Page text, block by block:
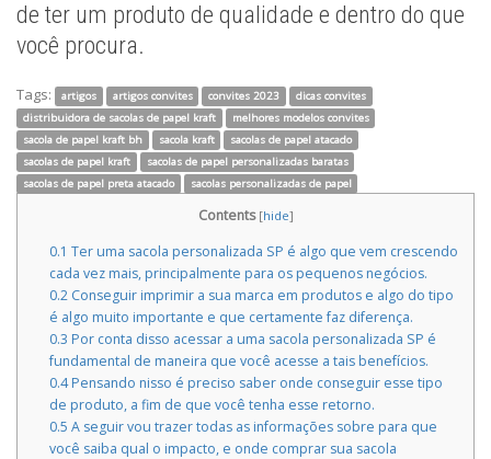
de ter um produto de qualidade e dentro do que
você procura.
Tags: artigos artigos convites convites 2023
dicas convites
distribuidora de sacolas de papel kraft
melhores modelos convites
sacola de papel kraft bh
sacola kraft
sacolas de papel atacado
sacolas de papel kraft
sacolas de papel personalizadas baratas
sacolas de papel preta atacado
sacolas personalizadas de papel
Contents [hide]
0.1 Ter uma sacola personalizada SP é algo que vem crescendo
cada vez mais, principalmente para os pequenos negócios.
0.2Conseguir imprimir a sua marca em produtos e algo do tipo
é algo muito importante e que certamente faz diferença.
0.3 Por conta disso acessar a uma sacola personalizada SP é
fundamental de maneira que você acesse a tais benefícios.
0.4Pensando nisso é preciso saber onde conseguir esse tipo
de produto, a fim de que você tenha esse retorno.
0.5 A seguir vou trazer todas as informações sobre para que
você saiba qual o impacto, e onde comprar sua sacola